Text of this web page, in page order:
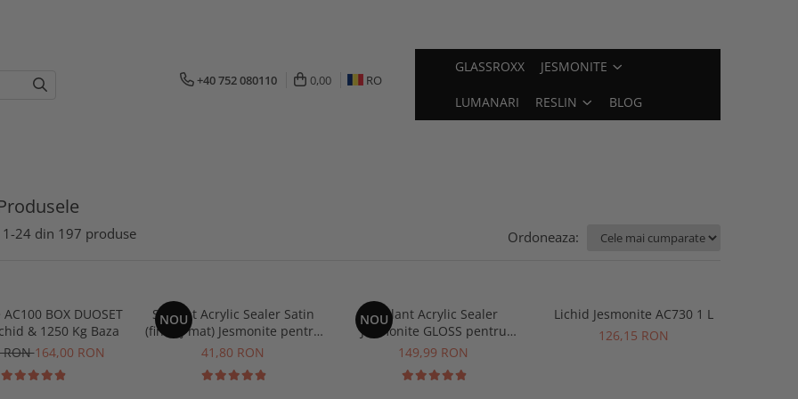
+40 752 080110 0,00 RO
GLASSROXX JESMONITE
LUMANARI RESLIN BLOG
1-24 din 197 produse Ordoneaza:
BOX DUOSET
& 1250 Kg Baza
RON164,00 RON
NOU
Sigilant Acrylic Sealer Satin
(finisaj mat) Jesmonite pentru
AC100 50 gr
41,80 RON
NOU
Sigilant Acrylic Sealer
Jesmonite GLOSS pentru
AC100 500 gr
149,99 RON
Lichid Jesmonite AC730 1 L
126,15 RON